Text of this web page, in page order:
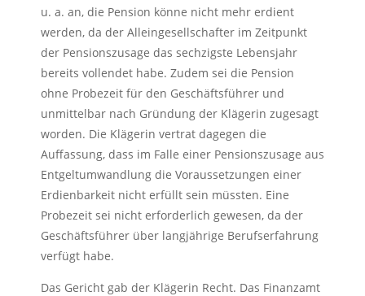
u. a. an, die Pension könne nicht mehr erdient
werden, da der Alleingesellschafter im Zeitpunkt
der Pensionszusage das sechzigste Lebensjahr
bereits vollendet habe. Zudem sei die Pension
ohne Probezeit für den Geschäftsführer und
unmittelbar nach Gründung der Klägerin zugesagt
worden. Die Klägerin vertrat dagegen die
Auffassung, dass im Falle einer Pensionszusage aus
Entgeltumwandlung die Voraussetzungen einer
Erdienbarkeit nicht erfüllt sein müssten. Eine
Probezeit sei nicht erforderlich gewesen, da der
Geschäftsführer über langjährige Berufserfahrung
verfügt habe.
Das Gericht gab der Klägerin Recht. Das Finanzamt